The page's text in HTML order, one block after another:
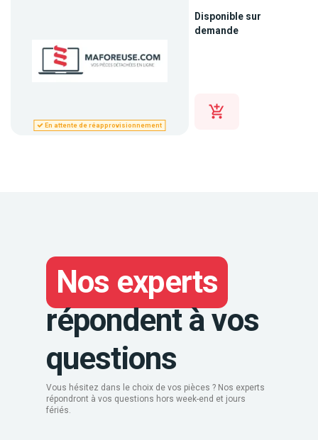
En attente de réapprovisionnement
Disponible sur
demande
Nos experts
répondent à vos
questions
Vous hésitez dans le choix de vos pièces ? Nos experts
répondront à vos questions hors week-end et jours
fériés.